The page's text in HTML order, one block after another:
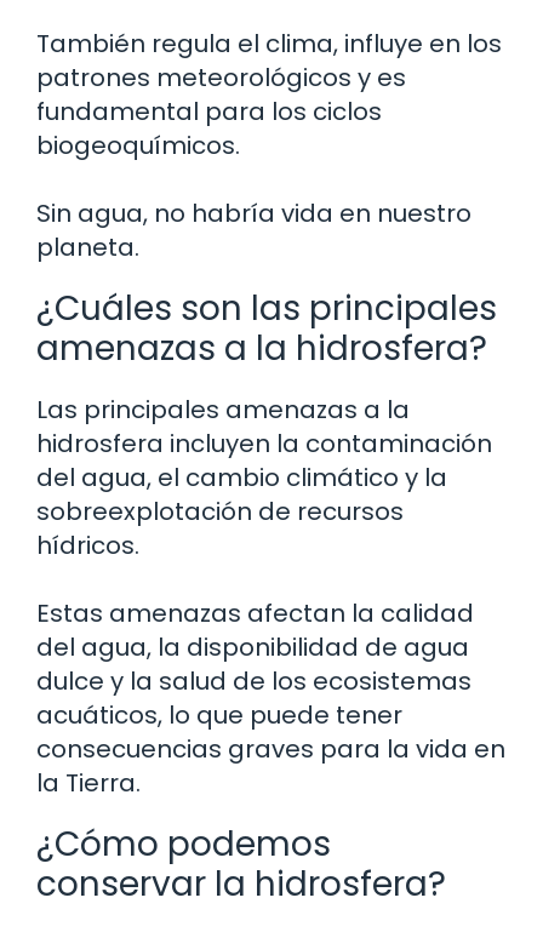
También regula el clima, influye en los
patrones meteorológicos y es
fundamental para los ciclos
biogeoquímicos.
Sin agua, no habría vida en nuestro
planeta.
¿Cuáles son las principales
amenazas a la hidrosfera?
Las principales amenazas a la
hidrosfera incluyen la contaminación
del agua, el cambio climático y la
sobreexplotación de recursos
hídricos.
Estas amenazas afectan la calidad
del agua, la disponibilidad de agua
dulce y la salud de los ecosistemas
acuáticos, lo que puede tener
consecuencias graves para la vida en
la Tierra.
¿Cómo podemos
conservar la hidrosfera?